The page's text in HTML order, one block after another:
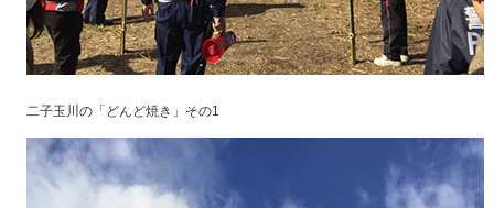
二子玉川の「どんど焼き」その1